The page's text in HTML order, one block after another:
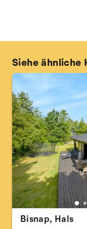
Siehe ähnliche
Bisnap, Hals